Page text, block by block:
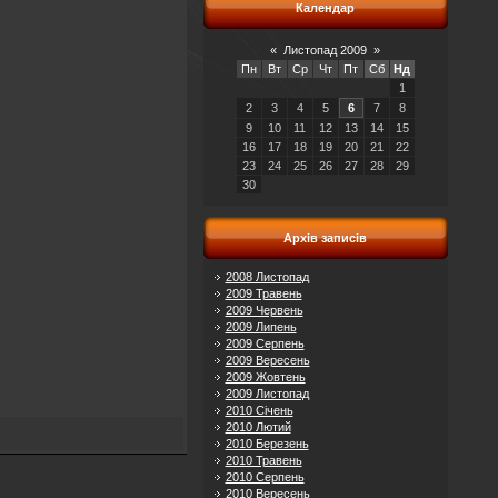
Календар
« Листопад 2009 »
Пн
Вт Ср Чт Пт Сб
Нд
1
2
3 4 5 6 7
8
9
10 11 12 13 14
15
16
17 18 19 20 21
22
23
24 25 26 27 28
29
30
Архів записів
2008 Листопад
2009 Травень
2009 Червень
2009 Липень
2009 Серпень
2009 Вересень
2009 Жовтень
2009 Листопад
2010 Січень
2010 Лютий
2010 Березень
2010 Травень
2010 Серпень
2010 Вересень